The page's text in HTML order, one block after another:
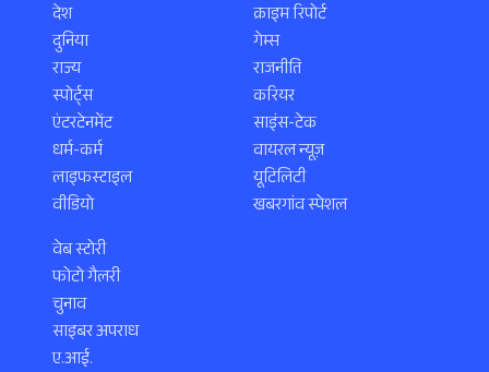
देश
दुनिया
राज्य
स्पोर्ट्स
एंटरटेनमेंट
धर्म-कर्म
लाइफस्टाइल
वीडियो
क्राइम रिपोर्ट
गेम्स
राजनीति
करियर
साइंस-टेक
वायरल न्यूज़
यूटिलिटी
खबरगांव स्पेशल
वेब स्टोरी
फोटो गैलरी
चुनाव
साइबर अपराध
ए.आई.